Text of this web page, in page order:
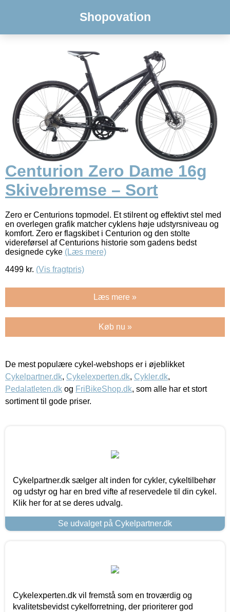
Shopovation
Centurion Zero Dame 16g
Skivebremse – Sort
Zero er Centurions topmodel. Et stilrent og effektivt stel med
en overlegen grafik matcher cyklens høje udstyrsniveau og
komfort. Zero er flagskibet i Centurion og den stolte
videreførsel af Centurions historie som gadens bedst
designede cyke (Læs mere)
4499 kr. (Vis fragtpris)
Læs mere »
Køb nu »
De mest populære cykel-webshops er i øjeblikket
Cykelpartner.dk, Cykelexperten.dk, Cykler.dk,
Pedalatleten.dk og FriBikeShop.dk, som alle har et stort
sortiment til gode priser.
Cykelpartner.dk sælger alt inden for cykler, cykeltilbehør
og udstyr og har en bred vifte af reservedele til din cykel.
Klik her for at se deres udvalg.
Se udvalget på Cykelpartner.dk
Cykelexperten.dk vil fremstå som en troværdig og
kvalitetsbevidst cykelforretning, der prioriterer god